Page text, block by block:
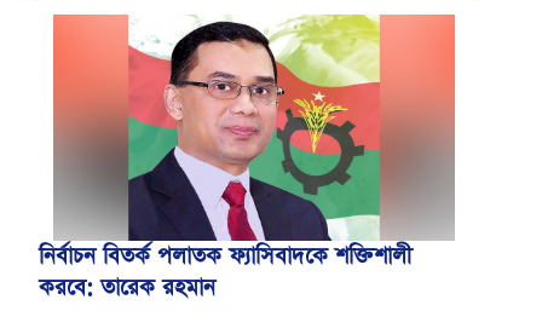
নির্বাচন বিতর্ক পলাতক ফ্যাসিবাদকে শক্তিশালী
করবে: তারেক রহমান